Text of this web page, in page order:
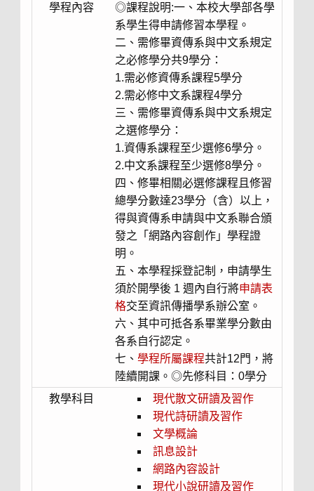
學程內容
◎課程說明:一、本校大學部各學
系學生得申請修習本學程。
二、需修畢資傳系與中文系規定
之必修學分共9學分：
1.需必修資傳系課程5學分
2.需必修中文系課程4學分
三、需修畢資傳系與中文系規定
之選修學分：
1.資傳系課程至少選修6學分。
2.中文系課程至少選修8學分。
四、修畢相關必選修課程且修習
總學分數達23學分（含）以上，
得與資傳系申請與中文系聯合頒
發之「網路內容創作」學程證
明。
五、本學程採登記制，申請學生
須於開學後 1 週內自行將申請表
格交至資訊傳播學系辦公室。
六、其中可抵各系畢業學分數由
各系自行認定。
七、學程所屬課程共計12門，將
陸續開課。◎先修科目：0學分
教學科目
現代散文研讀及習作
現代詩研讀及習作
文學概論
訊息設計
網路內容設計
現代小說研讀及習作